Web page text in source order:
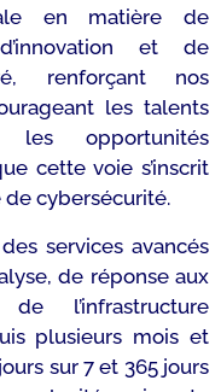
en matière de
et de
renforçant nos
les talents
opportunités
cette voie s’inscrit
cybersécurité.
services avancés
de réponse aux
l’infrastructure
plusieurs mois et
sur 7 et 365 jours